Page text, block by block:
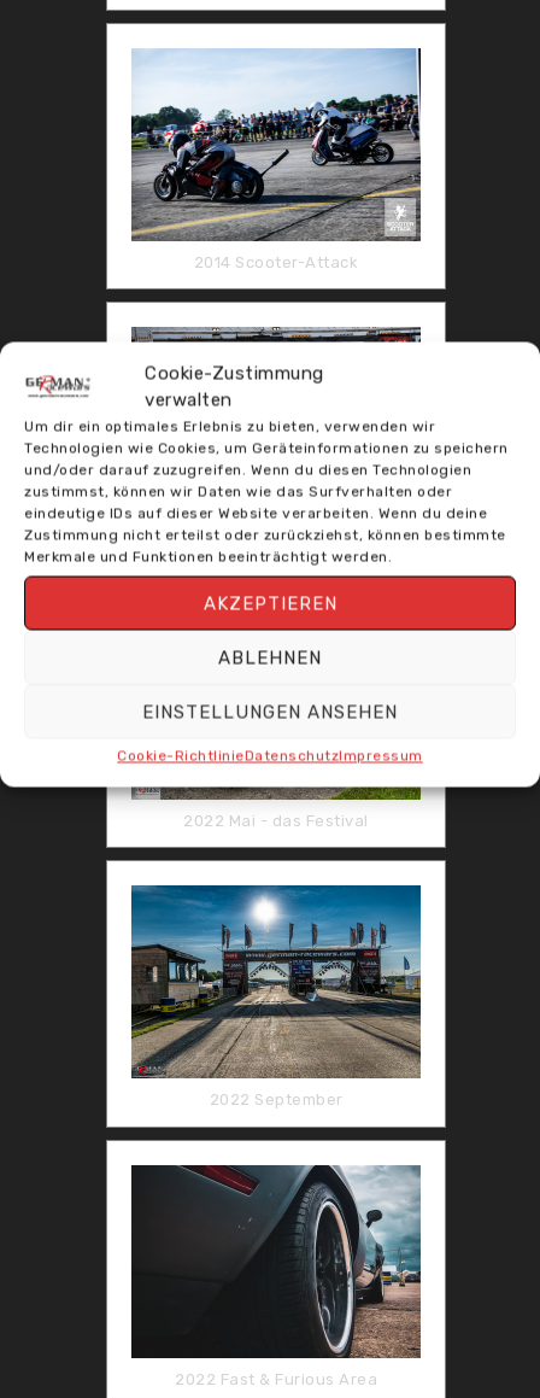
Cookie-Zustimmung
verwalten
Um dir ein optimales Erlebnis zu bieten, verwenden wir
Technologien wie Cookies, um Geräteinformationen zu speichern
und/oder darauf zuzugreifen. Wenn du diesen Technologien
zustimmst, können wir Daten wie das Surfverhalten oder
eindeutige IDs auf dieser Website verarbeiten. Wenn du deine
Zustimmung nicht erteilst oder zurückziehst, können bestimmte
Merkmale und Funktionen beeinträchtigt werden.
AKZEPTIEREN
ABLEHNEN
EINSTELLUNGEN ANSEHEN
Cookie-RichtlinieDatenschutzImpressum
2014 Scooter-Attack
2014 Season Open
2022 Mai - das Festival
2022 September
2022 Fast & Furious Area